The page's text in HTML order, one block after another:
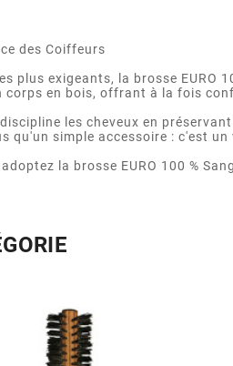
des Coiffeurs
plus exigeants, la brosse EURO
corps en bois, offrant à la fois
les cheveux en
qu'un simple accessoire : c'est
la brosse EURO 100 %